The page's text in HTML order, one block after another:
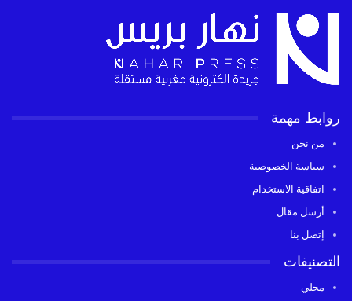
روابط مهمة
من نحن
سياسة الخصوصية
اتفاقية الاستخدام
أرسل مقال
إتصل بنا
التصنيفات
محلي